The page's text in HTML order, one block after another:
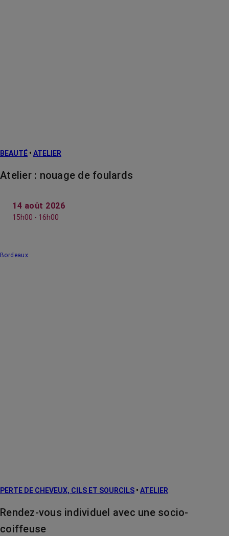
BEAUTÉ • ATELIER
Atelier : nouage de foulards
14 août 2026
15h00 - 16h00
Bordeaux
PERTE DE CHEVEUX, CILS ET SOURCILS • ATELIER
Rendez-vous individuel avec une socio-
coiffeuse